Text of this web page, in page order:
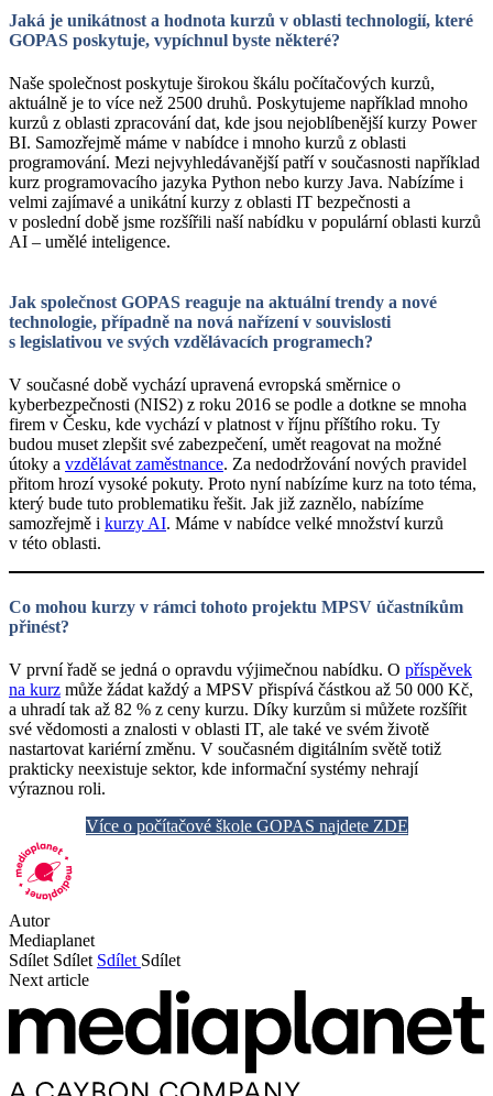
Jaká je unikátnost a hodnota kurzů v oblasti technologií, které
GOPAS poskytuje, vypíchnul byste některé?
Naše společnost poskytuje širokou škálu počítačových kurzů,
aktuálně je to více než 2500 druhů. Poskytujeme například mnoho
kurzů z oblasti zpracování dat, kde jsou nejoblíbenější kurzy Power
BI. Samozřejmě máme v nabídce i mnoho kurzů z oblasti
programování. Mezi nejvyhledávanější patří v současnosti například
kurz programovacího jazyka Python nebo kurzy Java. Nabízíme i
velmi zajímavé a unikátní kurzy z oblasti IT bezpečnosti a
v poslední době jsme rozšířili naší nabídku v populární oblasti kurzů
AI – umělé inteligence.
Jak společnost GOPAS reaguje na aktuální trendy a nové
technologie, případně na nová nařízení v souvislosti
s legislativou ve svých vzdělávacích programech?
V současné době vychází upravená evropská směrnice o
kyberbezpečnosti (NIS2) z roku 2016 se podle a dotkne se mnoha
firem v Česku, kde vychází v platnost v říjnu příštího roku. Ty
budou muset zlepšit své zabezpečení, umět reagovat na možné
útoky a vzdělávat zaměstnance. Za nedodržování nových pravidel
přitom hrozí vysoké pokuty. Proto nyní nabízíme kurz na toto téma,
který bude tuto problematiku řešit. Jak již zaznělo, nabízíme
samozřejmě i kurzy AI. Máme v nabídce velké množství kurzů
v této oblasti.
Co mohou kurzy v rámci tohoto projektu MPSV účastníkům
přinést?
V první řadě se jedná o opravdu výjimečnou nabídku. O příspěvek
na kurz může žádat každý a MPSV přispívá částkou až 50 000 Kč,
a uhradí tak až 82 % z ceny kurzu. Díky kurzům si můžete rozšířit
své vědomosti a znalosti v oblasti IT, ale také ve svém životě
nastartovat kariérní změnu. V současném digitálním světě totiž
prakticky neexistuje sektor, kde informační systémy nehrají
výraznou roli.
Více o počítačové škole GOPAS najdete ZDE
Autor
Mediaplanet
Sdílet Sdílet Sdílet Sdílet
Next article